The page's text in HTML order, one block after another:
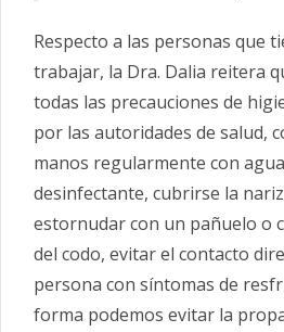
Respecto a las personas que
trabajar, la Dra. Dalia reitera
todas las precauciones de
por las autoridades de salud,
manos regularmente con
desinfectante, cubrirse la
estornudar con un pañuelo o
del codo, evitar el contacto
persona con síntomas de
forma podemos evitar la